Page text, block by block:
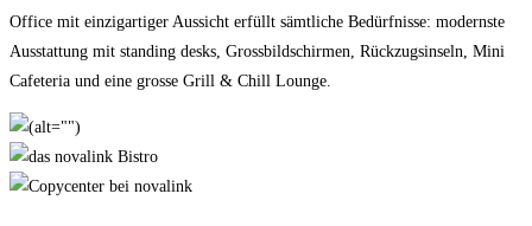
Office mit einzigartiger Aussicht erfüllt sämtliche Bedürfnisse: modernste
Ausstattung mit standing desks, Grossbild­schirmen, Rückzugs­inseln, Mini
Cafeteria und eine grosse Grill & Chill Lounge.